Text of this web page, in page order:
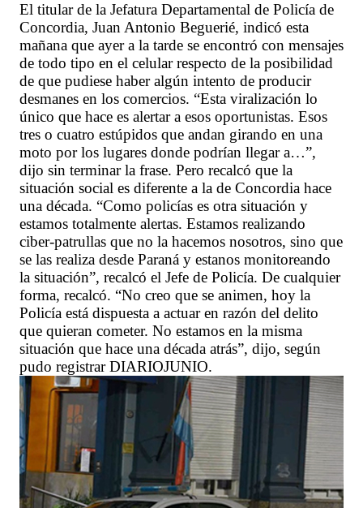
El titular de la Jefatura Departamental de Policía de
Concordia, Juan Antonio Beguerié, indicó esta
mañana que ayer a la tarde se encontró con mensajes
de todo tipo en el celular respecto de la posibilidad
de que pudiese haber algún intento de producir
desmanes en los comercios. “Esta viralización lo
único que hace es alertar a esos oportunistas. Esos
tres o cuatro estúpidos que andan girando en una
moto por los lugares donde podrían llegar a…”,
dijo sin terminar la frase. Pero recalcó que la
situación social es diferente a la de Concordia hace
una década. “Como policías es otra situación y
estamos totalmente alertas. Estamos realizando
ciber-patrullas que no la hacemos nosotros, sino que
se las realiza desde Paraná y estanos monitoreando
la situación”, recalcó el Jefe de Policía. De cualquier
forma, recalcó. “No creo que se animen, hoy la
Policía está dispuesta a actuar en razón del delito
que quieran cometer. No estamos en la misma
situación que hace una década atrás”, dijo, según
pudo registrar DIARIOJUNIO.